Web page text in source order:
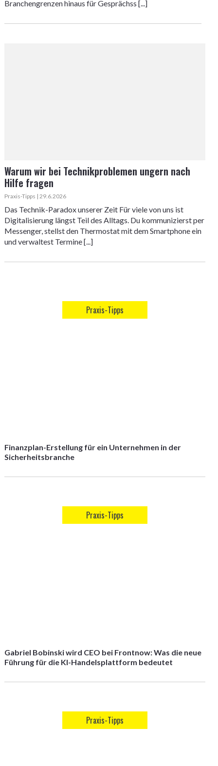
Branchengrenzen hinaus für Gesprächss [...]
Warum wir bei Technikproblemen ungern nach
Hilfe fragen
Praxis-Tipps | 29.6.2026
Das Technik-Paradox unserer Zeit Für viele von uns ist
Digitalisierung längst Teil des Alltags. Du kommunizierst per
Messenger, stellst den Thermostat mit dem Smartphone ein
und verwaltest Termine [...]
Praxis-Tipps
Finanzplan-Erstellung für ein Unternehmen in der
Sicherheitsbranche
Praxis-Tipps
Gabriel Bobinski wird CEO bei Frontnow: Was die neue
Führung für die KI-Handelsplattform bedeutet
Praxis-Tipps